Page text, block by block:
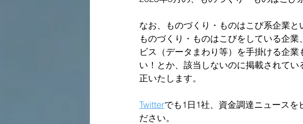
なお、ものづくり・ものはこび系企業
ものづくり・ものはこびをしている企
ビス（データまわり等）を手掛ける企
い！とか、該当しないのに掲載されて
正いたします。
Twitterでも1日1社、資金調達ニュースを
ださい。